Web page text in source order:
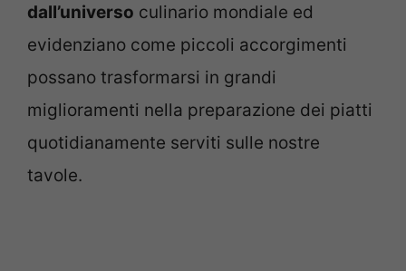
dall’universo culinario mondiale ed
evidenziano come piccoli accorgimenti
possano trasformarsi in grandi
miglioramenti nella preparazione dei piatti
quotidianamente serviti sulle nostre
tavole.